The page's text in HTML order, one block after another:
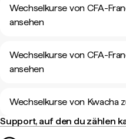
Wechselkurse von CFA-
ansehen
Wechselkurse von CFA-
ansehen
Wechselkurse von Kwacha
Support, auf den du zählen